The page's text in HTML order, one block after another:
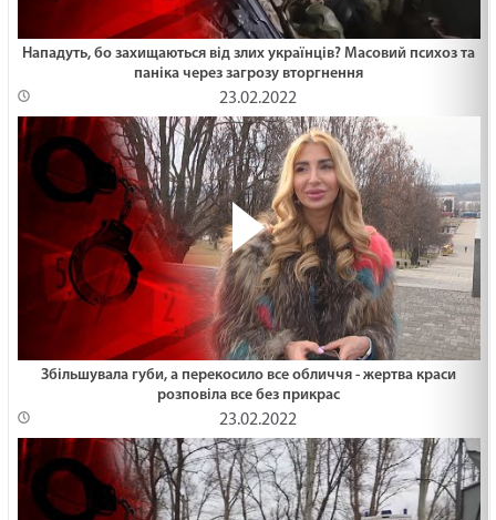
Нападуть, бо захищаються від злих українців? Масовий психоз та
паніка через загрозу вторгнення
23.02.2022
Збільшувала губи, а перекосило все обличчя - жертва краси
розповіла все без прикрас
23.02.2022